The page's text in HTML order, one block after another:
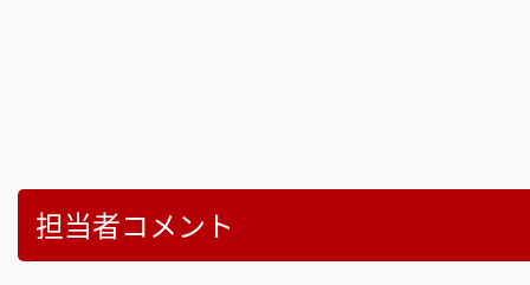
担当者コメント